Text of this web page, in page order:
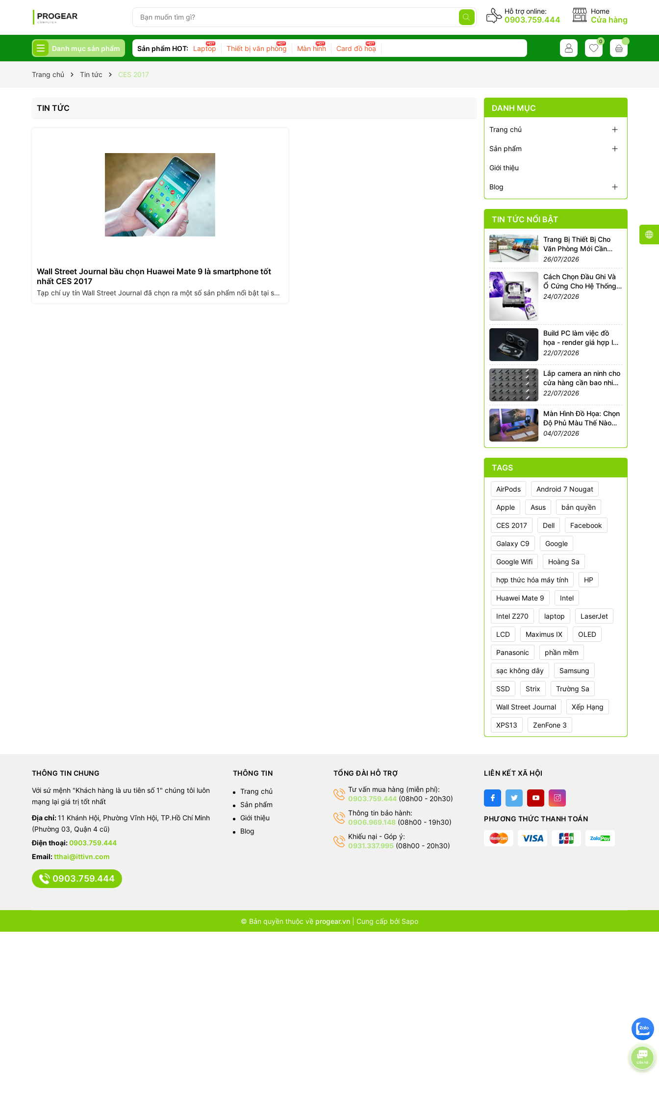
Hỗ trợ online:
0903.759.444
Home
Cửa hàng
Danh mục sản phẩm Sản phẩm HOT: Laptop Thiết bị văn phòng Màn hình Card đồ hoạ
0
Trang chủ Tin tức CES 2017
TIN TỨC
Wall Street Journal bầu chọn Huawei Mate 9 là smartphone tốt
nhất CES 2017
Tạp chí uy tín Wall Street Journal đã chọn ra một số sản phẩm nổi bật tại sự kiện CES 2017 như ch...
DANH MỤC
Trang chủ
Sản phẩm
Giới thiệu
Blog
TIN TỨC NỔI BẬT
Trang Bị Thiết Bị Cho
Văn Phòng Mới Cần
Những Gì?
26/07/2026
Cách Chọn Đầu Ghi Và
Ổ Cứng Cho Hệ Thống
Camera An Ninh
24/07/2026
Build PC làm việc đồ
họa - render giá hợp lý
2026
22/07/2026
Lắp camera an ninh cho
cửa hàng cần bao nhiêu
mắt?
22/07/2026
Màn Hình Đồ Họa: Chọn
Độ Phủ Màu Thế Nào
Cho Chuẩn?
04/07/2026
TAGS
AirPods Android 7 Nougat
Apple Asus bản quyền
CES 2017 Dell Facebook
Galaxy C9 Google
Google Wifi Hoàng Sa
hợp thức hóa máy tính HP
Huawei Mate 9 Intel
Intel Z270 laptop LaserJet
LCD Maximus IX OLED
Panasonic phần mềm
sạc không dây Samsung
SSD Strix Trường Sa
Wall Street Journal Xếp Hạng
XPS13 ZenFone 3
THÔNG TIN CHUNG
Với sứ mệnh "Khách hàng là ưu tiên số 1" chúng tôi luôn
mạng lại giá trị tốt nhất
Địa chỉ:11 Khánh Hội, Phường Vĩnh Hội, TP.Hồ Chí Minh
(Phường 03, Quận 4 cũ)
Điện thoại:0903.759.444
Email:tthai@ittivn.com
0903.759.444
THÔNG TIN
Trang chủ
Sản phẩm
Giới thiệu
Blog
TỔNG ĐÀI HỖ TRỢ
Tư vấn mua hàng (miễn phí):
0903.759.444(08h00 - 20h30)
Thông tin bảo hành:
0906.969.148(08h00 - 19h30)
Khiếu nại - Góp ý:
0931.337.995(08h00 - 20h30)
LIÊN KẾT XÃ HỘI
PHƯƠNG THỨC THANH TOÁN
© Bản quyền thuộc về progear.vn Cung cấp bởi Sapo